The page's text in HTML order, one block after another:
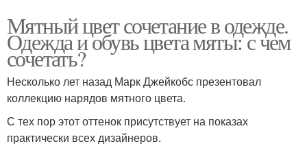
Мятный цвет сочетание в одежде.
Одежда и обувь цвета мяты: с чем
сочетать?
Несколько лет назад Марк Джейкобс презентовал
коллекцию нарядов мятного цвета.
С тех пор этот оттенок присутствует на показах
практически всех дизайнеров.